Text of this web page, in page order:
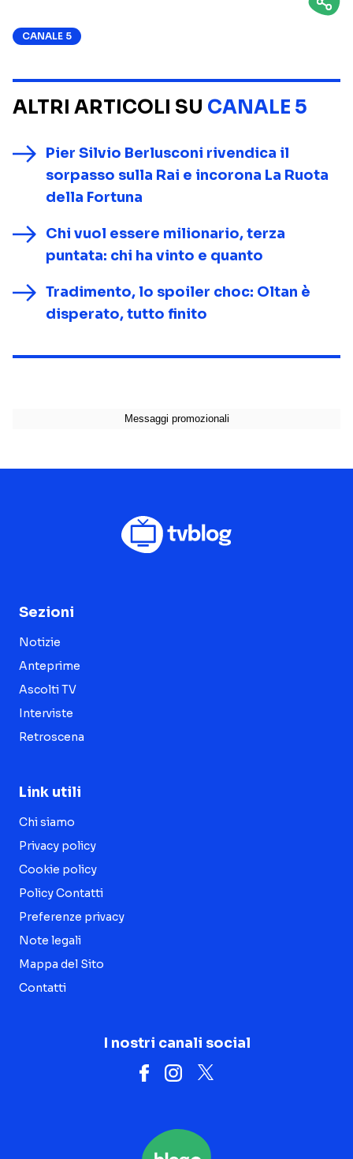
CANALE 5
ALTRI ARTICOLI SU CANALE 5
Pier Silvio Berlusconi rivendica il
sorpasso sulla Rai e incorona La Ruota
della Fortuna
Chi vuol essere milionario, terza
puntata: chi ha vinto e quanto
Tradimento, lo spoiler choc: Oltan è
disperato, tutto finito
Sezioni
Notizie
Anteprime
Ascolti TV
Interviste
Retroscena
Link utili
Chi siamo
Privacy policy
Cookie policy
Policy Contatti
Preferenze privacy
Note legali
Mappa del Sito
Contatti
I nostri canali social